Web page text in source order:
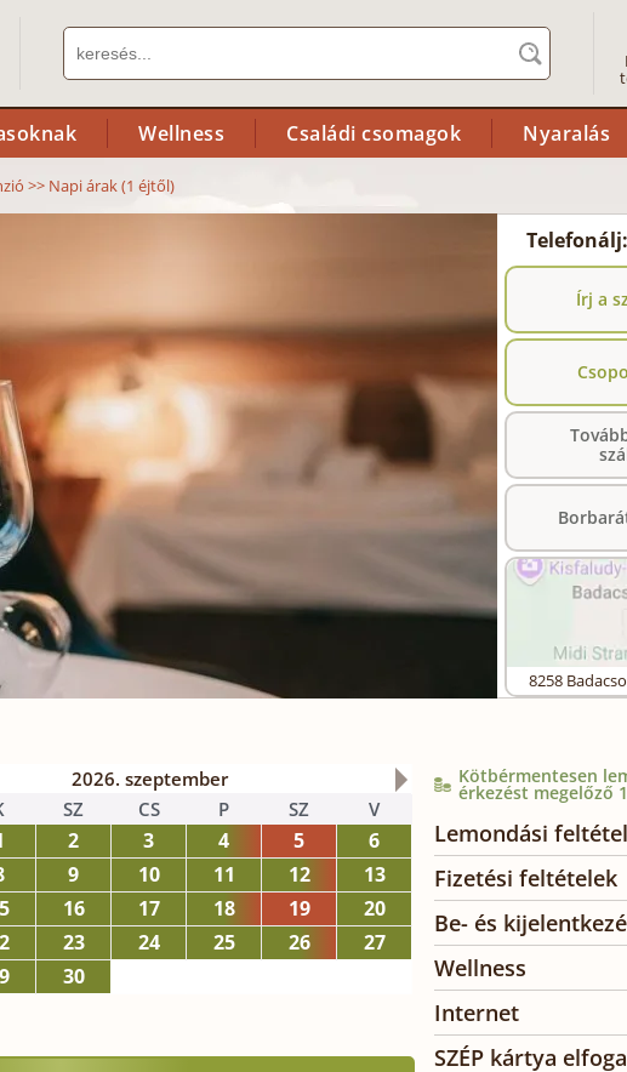
Wellness Családi csomagok Nyaralás
>> Napi árak (1 éjtől)
Telefonálj:
Írj a
8258
2026. szeptember
SZ CS P SZ V
2 3 4 5
6
9 10 11 12
13
16 17 18 19
20
23 24 25 26
27
30
5
6 7
12
13 14
19
20 21
26
27
Kötbérmentesen
érkezést megelőző
Lemondási
Fizetési feltételek
Be- és
Wellness
Internet
SZÉP kártya